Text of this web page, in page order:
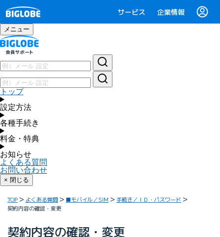
サービス 企業情報
メニュー
トップ
設定方法
各種手続き
料金・特典
お知らせ
よくある質問
お問い合わせ
× 閉じる
TOP よくある質問 ■モバイル／SIM
手続き／ＩＤ・パスワード
契約内容の確認・変更
契約内容の確認・変更